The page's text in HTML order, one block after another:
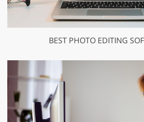
BEST PHOTO EDITING